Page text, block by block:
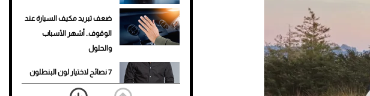
ضعف تبريد مكيف السيارة عند
الوقوف.. أشهر الأسباب
والحلول
7 نصائح لاختيار لون البنطلون
المناسب للقميص الأسود